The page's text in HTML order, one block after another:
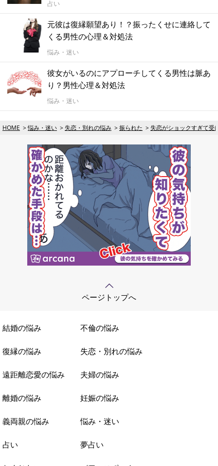
占い
元彼は復縁願望あり！？振ったくせに連絡して
くる男性の心理＆対処法
悩み・迷い
彼女がいるのにアプローチしてくる男性は脈あ
り？男性心理＆対処法
悩み・迷い
HOME 悩み・迷い 失恋・別れの悩み 振られた 失恋がショックすぎて
ページトップへ
結婚の悩み 不倫の悩み
復縁の悩み 失恋・別れの悩み
遠距離恋愛の悩み 夫婦の悩み
離婚の悩み 妊娠の悩み
義両親の悩み 悩み・迷い
占い 夢占い